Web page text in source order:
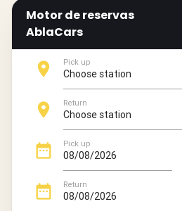
Motor de reservas
AblaCars